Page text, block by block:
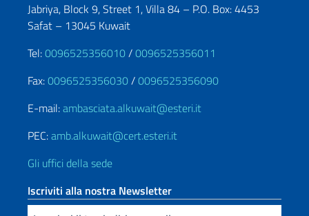
Jabriya, Block 9, Street 1, Villa 84 – P.O. Box: 4453
Safat – 13045 Kuwait
Tel:0096525356010/0096525356011
Fax:0096525356030/0096525356090
E-mail:ambasciata.alkuwait@esteri.it
PEC:amb.alkuwait@cert.esteri.it
Gli uffici della sede
Iscriviti alla nostra Newsletter